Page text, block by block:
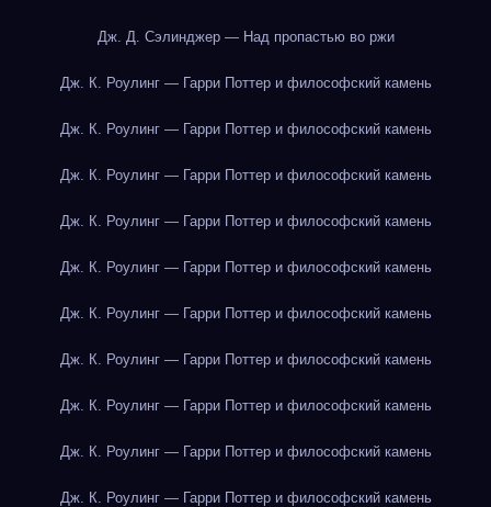
Дж. Д. Сэлинджер — Над пропастью во ржи
Дж. К. Роулинг — Гарри Поттер и философский камень
Дж. К. Роулинг — Гарри Поттер и философский камень
Дж. К. Роулинг — Гарри Поттер и философский камень
Дж. К. Роулинг — Гарри Поттер и философский камень
Дж. К. Роулинг — Гарри Поттер и философский камень
Дж. К. Роулинг — Гарри Поттер и философский камень
Дж. К. Роулинг — Гарри Поттер и философский камень
Дж. К. Роулинг — Гарри Поттер и философский камень
Дж. К. Роулинг — Гарри Поттер и философский камень
Дж. К. Роулинг — Гарри Поттер и философский камень